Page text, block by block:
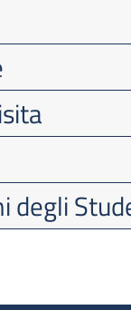
degli